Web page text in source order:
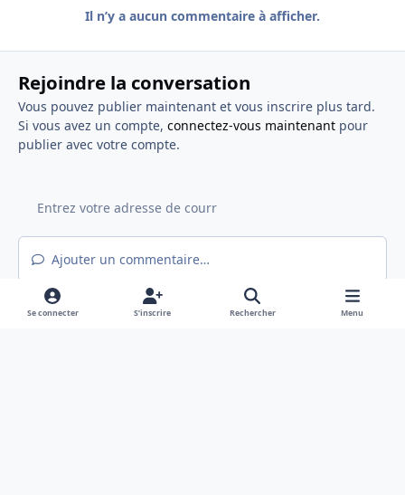
Il n’y a aucun commentaire à afficher.
Rejoindre la conversation
Vous pouvez publier maintenant et vous inscrire plus tard.
Si vous avez un compte, connectez-vous maintenantpour
publier avec votre compte.
Ajouter un commentaire…
Se connecter S’inscrire Rechercher Menu